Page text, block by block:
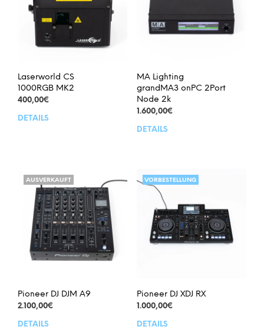
Laserworld CS
1000RGB MK2
400,00€
DETAILS
MA Lighting
grandMA3 onPC 2Port
Node 2k
1.600,00€
DETAILS
AUSVERKAUFT
Pioneer DJ DJM A9
2.100,00€
DETAILS
VORBESTELLUNG
Pioneer DJ XDJ RX
1.000,00€
DETAILS